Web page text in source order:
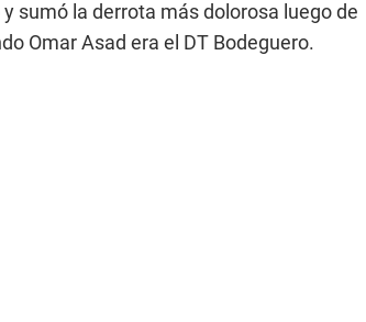
sumó la derrota más dolorosa luego de
Omar Asad era el DT Bodeguero.